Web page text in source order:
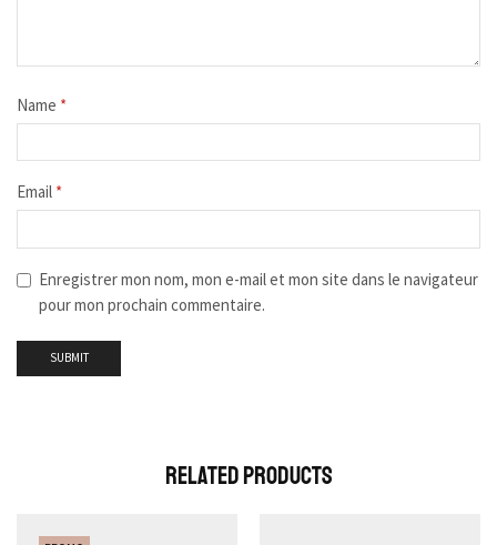
Name *
Email *
Enregistrer mon nom, mon e-mail et mon site dans le navigateur
pour mon prochain commentaire.
Related Products